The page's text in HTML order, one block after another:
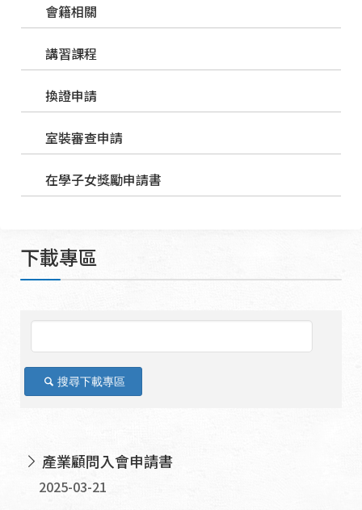
會籍相關
講習課程
換證申請
室裝審查申請
在學子女獎勵申請書
下載專區
搜尋下載專區
產業顧問入會申請書
2025-03-21